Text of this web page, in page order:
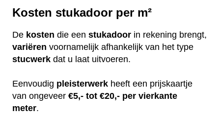
Kosten stukadoor per m²
De kosten die een stukadoor in rekening brengt,
variëren voornamelijk afhankelijk van het type
stucwerk dat u laat uitvoeren.
Eenvoudig pleisterwerk heeft een prijskaartje
van ongeveer €5,- tot €20,- per vierkante
meter.